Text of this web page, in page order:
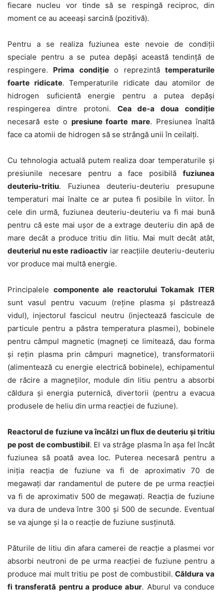
fiecare nucleu vor tinde să se respingă reciproc, din
moment ce au aceeași sarcină (pozitivă).
Pentru a se realiza fuziunea este nevoie de condiții
speciale pentru a se putea depăși această tendință de
respingere. Prima condițieo reprezintătemperaturile
foarte ridicate. Temperaturile ridicate dau atomilor de
hidrogen suficientă energie pentru a putea depăși
respingerea dintre protoni. Cea de-a doua condiție
necesară este o presiune foarte mare. Presiunea înaltă
face ca atomii de hidrogen să se strângă unii în ceilalți.
Cu tehnologia actuală putem realiza doar temperaturile și
presiunile necesare pentru a face posibilă fuziunea
deuteriu-tritiu. Fuziunea deuteriu-deuteriu presupune
temperaturi mai înalte ce ar putea fi posibile în viitor. În
cele din urmă, fuziunea deuteriu-deuteriu va fi mai bună
pentru că este mai ușor de a extrage deuteriu din apă de
mare decât a produce tritiu din litiu. Mai mult decât atât,
deuteriul nu este radioactiv iar reacțiile deuteriu-deuteriu
vor produce mai multă energie.
Principalele componente ale reactorului Tokamak ITER
sunt vasul pentru vacuum (reține plasma și păstrează
vidul), injectorul fascicul neutru (injectează fascicule de
particule pentru a păstra temperatura plasmei), bobinele
pentru câmpul magnetic (magneți ce limitează, dau forma
și rețin plasma prin câmpuri magnetice), transformatorii
(alimentează cu energie electrică bobinele), echipamentul
de răcire a magneților, module din litiu pentru a absorbi
căldura și energia puternică, divertorii (pentru a evacua
produsele de heliu din urma reacției de fuziune).
Reactorul de fuziune va încălzi un flux de deuteriu și tritiu
pe post de combustibil. El va strâge plasma în așa fel încât
fuziunea să poată avea loc. Puterea necesară pentru a
iniția reacția de fuziune va fi de aproximativ 70 de
megawați dar randamentul de putere de pe urma reacției
va fi de aproximativ 500 de megawați. Reacția de fuziune
va dura de undeva între 300 și 500 de secunde. Eventual
se va ajunge și la o reacție de fuziune susținută.
Păturile de litiu din afara camerei de reacție a plasmei vor
absorbi neutroni de pe urma reacției de fuziune pentru a
produce mai mult tritiu pe post de combustibil. Căldura va
fi transferată pentru a produce abur. Aburul va conduce